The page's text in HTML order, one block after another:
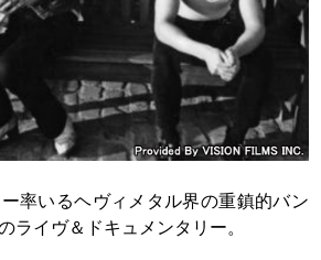
率いるヘヴィメタル界の重鎮的バン
ライヴ＆ドキュメンタリー。